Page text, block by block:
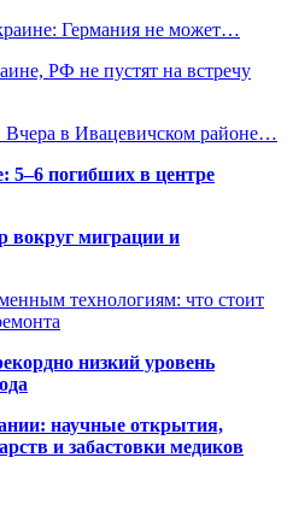
Германия не может…
РФ не пустят на встречу
Вчера в Ивацевичском районе…
5–6 погибших в центре
вокруг миграции и
технологиям: что стоит
низкий уровень
научные открытия,
и забастовки медиков